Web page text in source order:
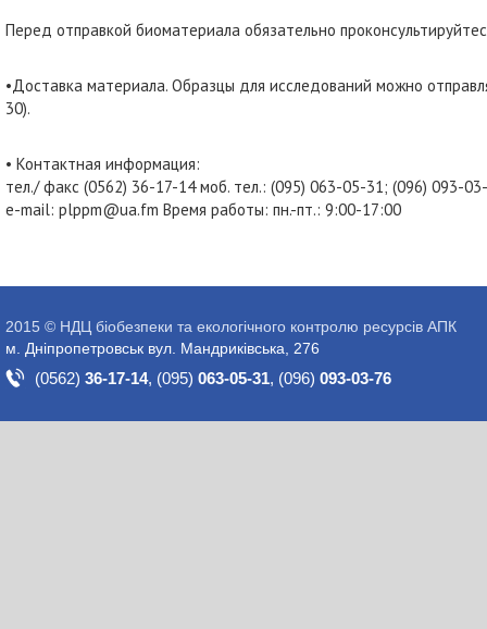
Перед отправкой биоматериала обязательно
•Доставка материала. Образцы для исследований можно
30).
• Контактная информация:
тел./ факс (0562) 36-17-14 моб. тел.: (095) 063-05-31; (096) 093-
e-mail: plppm@ua.fm Время работы: пн.-пт.: 9:00-17:00
2015 © НДЦ біобезпеки та екологічного контролю ресурсів АПК
м. Дніпропетровськ вул. Мандриківська, 276
(0562) 36-17-14, (095) 063-05-31, (096) 093-03-76